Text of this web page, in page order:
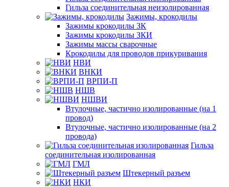
Гильза соединительная неизолированная
Зажимы, крокодилы
Зажимы крокодилы ЗК
Зажимы крокодилы ЗКИ
Зажимы массы сварочные
Крокодилы для проводов прикуривания
НВИ
ВНКИ
ВРПИ-П
НШВ
НШВИ
Втулочные, частично изолированные (на 1
провод)
Втулочные, частично изолированные (на 2
провода)
Гильза
соединительная изолированная
ГМЛ
Штекерный разъем
НКИ